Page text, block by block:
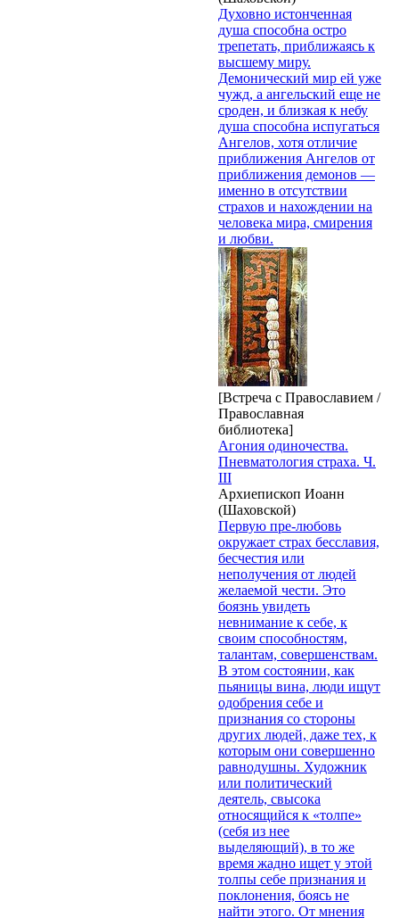
Духовно истонченная
душа способна остро
трепетать, приближаясь к
высшему миру.
Демонический мир ей уже
чужд, а ангельский еще не
сроден, и близкая к небу
душа способна испугаться
Ангелов, хотя отличие
приближения Ангелов от
приближения демонов —
именно в отсутствии
страхов и нахождении на
человека мира, смирения
и любви.
[Встреча с Православием /
Православная
библиотека]
Агония одиночества.
Пневматология страха. Ч.
III
Архиепископ Иоанн
(Шаховской)
Первую пре-любовь
окружает страх бесславия,
бесчестия или
неполучения от людей
желаемой чести. Это
боязнь увидеть
невнимание к себе, к
своим способностям,
талантам, совершенствам.
В этом состоянии, как
пьяницы вина, люди ищут
одобрения себе и
признания со стороны
других людей, даже тех, к
которым они совершенно
равнодушны. Художник
или политический
деятель, свысока
относящийся к «толпе»
(себя из нее
выделяющий), в то же
время жадно ищет у этой
толпы себе признания и
поклонения, боясь не
найти этого. От мнения